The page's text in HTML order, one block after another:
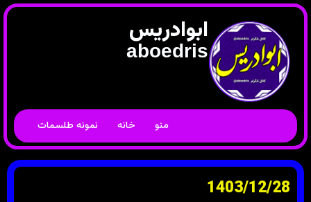
ابوادریس
aboedris
منو خانه نمونه طلسمات
1403/12/28